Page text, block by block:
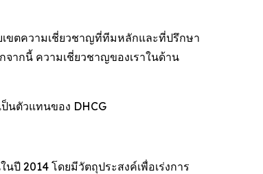
เขตความเชี่ยวชาญที่ทีมหลักและที่ปรึกษา
ากนี้ ความเชี่ยวชาญของเราในด้าน
นตัวแทนของ DHCG
ปี 2014 โดยมีวัตถุประสงค์เพื่อเร่งการ